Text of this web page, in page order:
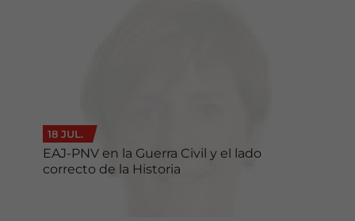
18 JUL.
EAJ-PNV en la Guerra Civil y el lado
correcto de la Historia